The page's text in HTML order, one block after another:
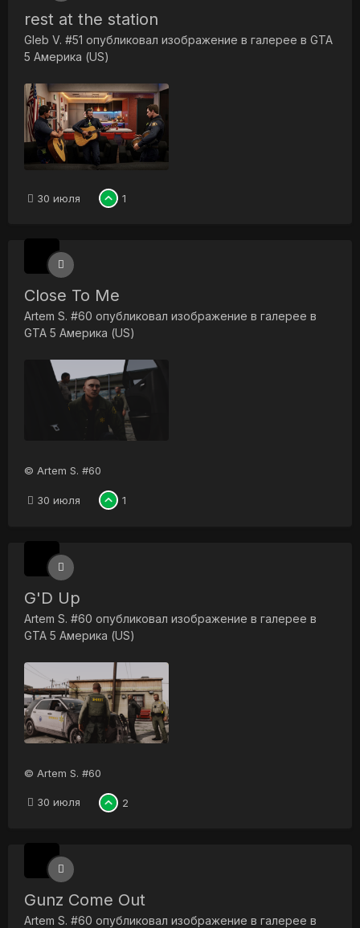
rest at the station
Gleb V. #51 опубликовал изображение в галерее в GTA
5 Америка (US)
30 июля 1
Close To Me
Artem S. #60 опубликовал изображение в галерее в
GTA 5 Америка (US)
© Artem S. #60
30 июля 1
G'D Up
Artem S. #60 опубликовал изображение в галерее в
GTA 5 Америка (US)
© Artem S. #60
30 июля 2
Gunz Come Out
Artem S. #60 опубликовал изображение в галерее в